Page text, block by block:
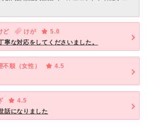
ど けが
5.0
寧な対応をしてくださいました。
不順（女性）
4.5
4.5
話になりました